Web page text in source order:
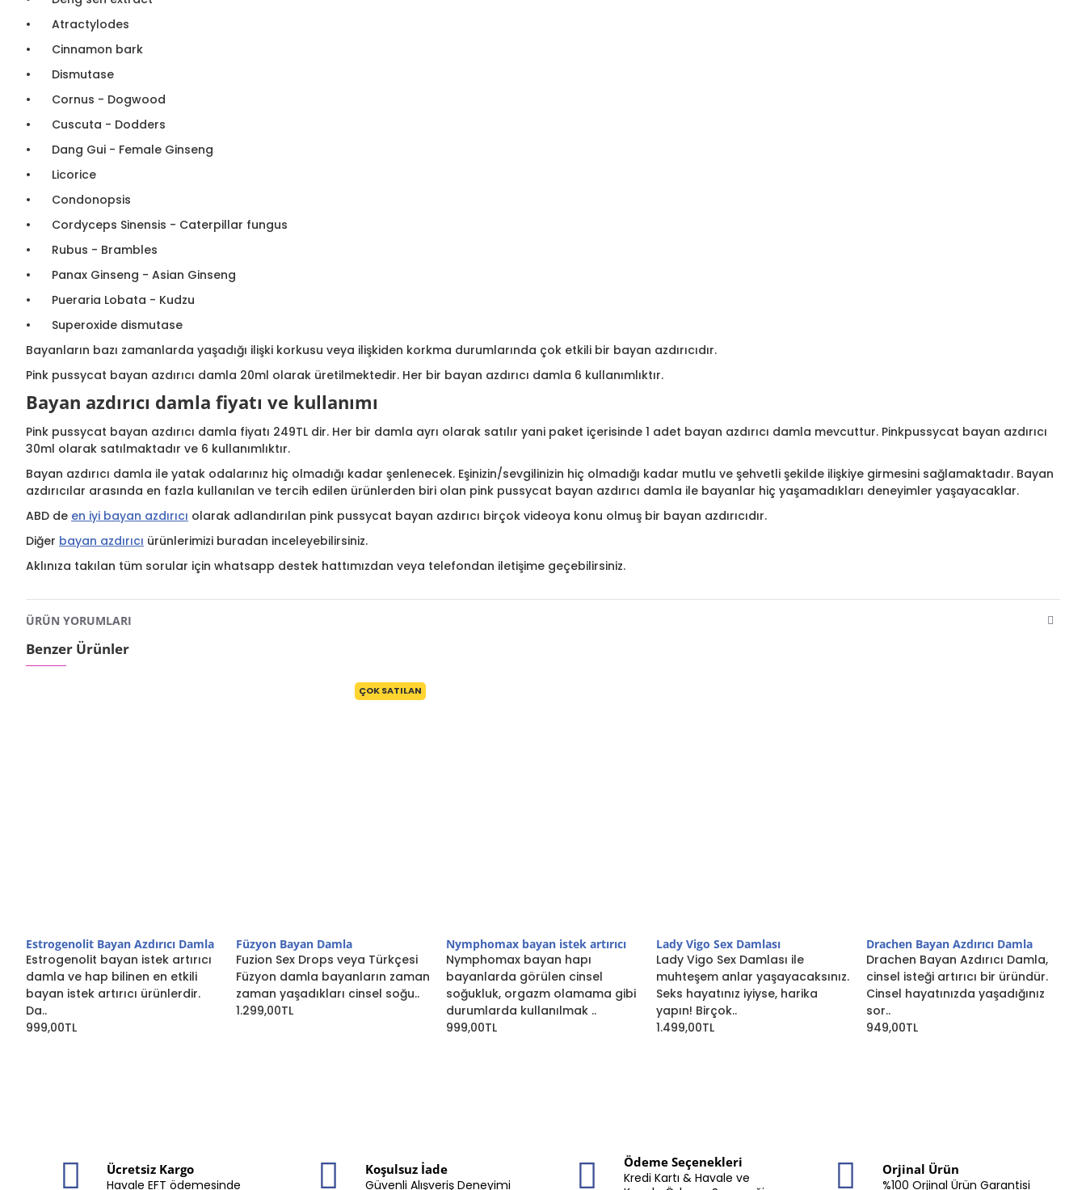
•
Atractylodes
•
Cinnamon bark
•
Dismutase
•
Cornus - Dogwood
•
Cuscuta - Dodders
•
Dang Gui - Female Ginseng
•
Licorice
•
Condonopsis
•
Cordyceps Sinensis - Caterpillar fungus
•
Rubus - Brambles
•
Panax Ginseng - Asian Ginseng
•
Pueraria Lobata - Kudzu
•
Superoxide dismutase
Bayanların bazı zamanlarda yaşadığı ilişki korkusu veya ilişkiden korkma durumlarında çok etkili bir bayan azdırıcıdır.
Pink pussycat bayan azdırıcı damla 20ml olarak üretilmektedir. Her bir bayan azdırıcı damla 6 kullanımlıktır.
Bayan azdırıcı damla fiyatı ve kullanımı
Pink pussycat bayan azdırıcı damla fiyatı 249TL dir. Her bir damla ayrı olarak satılır yani paket içerisinde 1 adet bayan azdırıcı damla mevcuttur. Pinkpussycat bayan azdırıcı
30ml olarak satılmaktadır ve 6 kullanımlıktır.
Bayan azdırıcı damla ile yatak odalarınız hiç olmadığı kadar şenlenecek. Eşinizin/sevgilinizin hiç olmadığı kadar mutlu ve şehvetli şekilde ilişkiye girmesini sağlamaktadır. Bayan
azdırıcılar arasında en fazla kullanılan ve tercih edilen ürünlerden biri olan pink pussycat bayan azdırıcı damla ile bayanlar hiç yaşamadıkları deneyimler yaşayacaklar.
ABD de en iyi bayan azdırıcı olarak adlandırılan pink pussycat bayan azdırıcı birçok videoya konu olmuş bir bayan azdırıcıdır.
Diğer bayan azdırıcı ürünlerimizi buradan inceleyebilirsiniz.
Aklınıza takılan tüm sorular için whatsapp destek hattımızdan veya telefondan iletişime geçebilirsiniz.
ÜRÜN YORUMLARI
Benzer Ürünler
Estrogenolit Bayan Azdırıcı Damla
Estrogenolit bayan istek artırıcı
damla ve hap bilinen en etkili
bayan istek artırıcı ürünlerdir.
Da..
999,00TL
ÇOK SATILAN
Füzyon Bayan Damla
Fuzion Sex Drops veya Türkçesi
Füzyon damla bayanların zaman
zaman yaşadıkları cinsel soğu..
1.299,00TL
Nymphomax bayan istek artırıcı
Nymphomax bayan hapı
bayanlarda görülen cinsel
soğukluk, orgazm olamama gibi
durumlarda kullanılmak ..
999,00TL
Lady Vigo Sex Damlası
Lady Vigo Sex Damlası ile
muhteşem anlar yaşayacaksınız.
Seks hayatınız iyiyse, harika
yapın! Birçok..
1.499,00TL
Drachen Bayan Azdırıcı Damla
Drachen Bayan Azdırıcı Damla,
cinsel isteği artırıcı bir üründür.
Cinsel hayatınızda yaşadığınız
sor..
949,00TL
Ücretsiz Kargo
Havale EFT ödemesinde
Koşulsuz İade
Güvenli Alışveriş Deneyimi
Ödeme Seçenekleri
Kredi Kartı & Havale ve
Orjinal Ürün
%100 Orjinal Ürün Garantisi